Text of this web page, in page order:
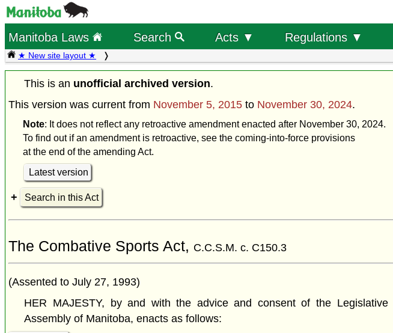
Manitoba Laws Search Acts ▼ Regulations ▼
★ New site layout ★
This is an unofficial archived version.
This version was current from November 5, 2015 to November 30, 2024.
Note: It does not reflect any retroactive amendment enacted after November 30, 2024.
To find out if an amendment is retroactive, see the coming-into-force provisions
at the end of the amending Act.
Latest version
Search in this Act
The Combative Sports Act, C.C.S.M. c. C150.3
(Assented to July 27, 1993)
HER MAJESTY, by and with the advice and consent of the Legislative
Assembly of Manitoba, enacts as follows: